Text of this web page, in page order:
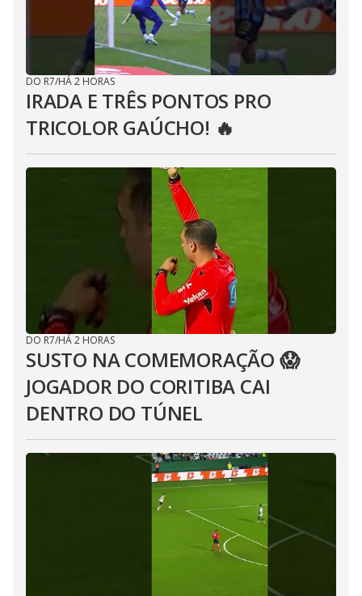
DO R7/HÁ 2 HORAS
IRADA E TRÊS PONTOS PRO
TRICOLOR GAÚCHO! 🔥
DO R7/HÁ 2 HORAS
SUSTO NA COMEMORAÇÃO 😱
JOGADOR DO CORITIBA CAI
DENTRO DO TÚNEL